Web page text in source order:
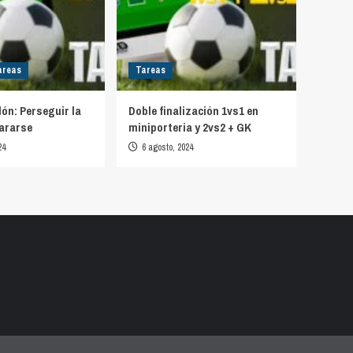
Perseguir la
Tareas
Doble finalización 1vs1 en
miniporteria y 2vs2 + GK
6 agosto, 2024